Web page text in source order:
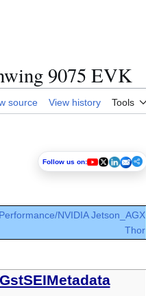
9075 EVK
source View history Tools
Follow us on:
NVIDIA Jetson_AGX
Thor
GstSEIMetadata